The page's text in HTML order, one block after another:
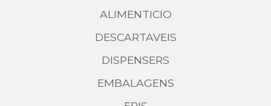
ALIMENTICIO
DESCARTAVEIS
DISPENSERS
EMBALAGENS